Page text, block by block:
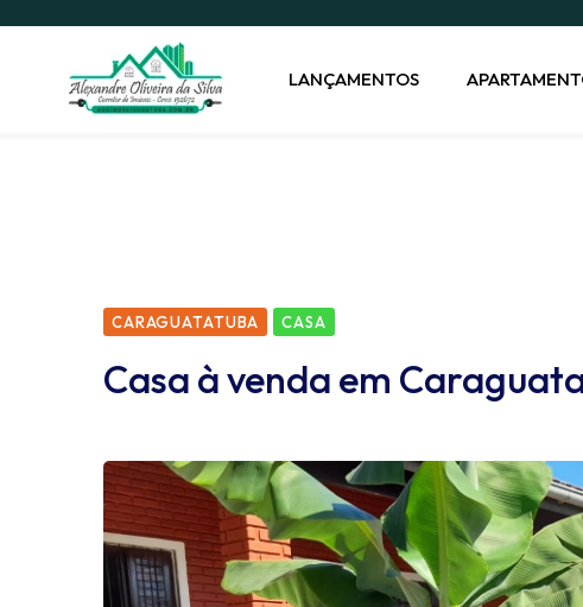
LANÇAMENTOS
CARAGUATATUBA CASA
Casa à venda em